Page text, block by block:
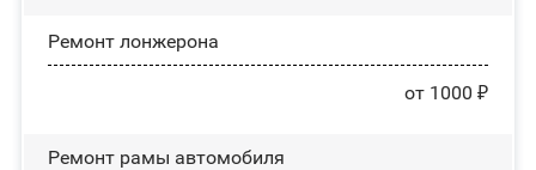
Ремонт лонжерона
от 1000 ₽
Ремонт рамы автомобиля